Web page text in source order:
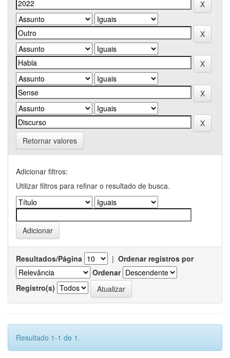
Retornar valores
Adicionar filtros:
Utilizar filtros para refinar o resultado de busca.
Resultados/Página | Ordenar registros por
Ordenar
Registro(s)
Resultado 1-1 de 1.